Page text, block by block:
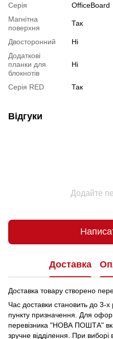
Серія
OfficeBoard
Магнітна
поверхня
Так
Двосторонний
Ні
Додаткові
планки для
блокнотів
Ні
Серія RED Так
Відгуки
Додайте
Доставка
Доставка товару створено
Час доставки становить до 3-х
пункту призначення. Для
перевізника "НОВА ПОШТА"
зручне відділення.
При виборі